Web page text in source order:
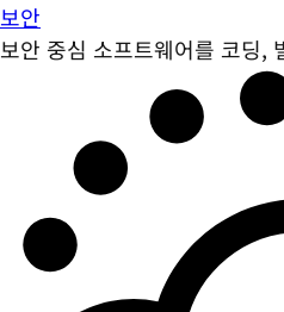
보안
보안 중심 소프트웨어를 코딩,